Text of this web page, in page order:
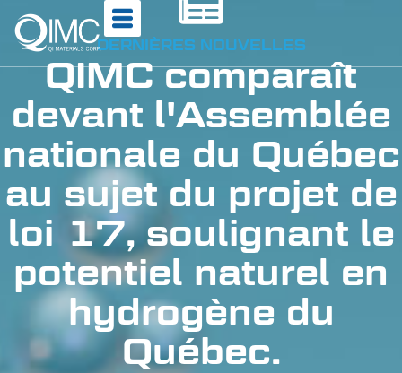
DERNIÈRES NOUVELLES
QIMC comparaît
devant l'Assemblée
nationale du Québec
au sujet du projet de
loi 17, soulignant le
potentiel naturel en
hydrogène du
Québec.